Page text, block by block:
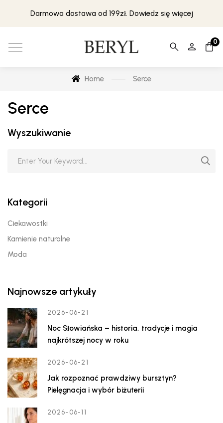
Darmowa dostawa od 199zł. Dowiedz się więcej
0
Home Serce
Serce
Wyszukiwanie
Kategorii
Ciekawostki
Kamienie naturalne
Moda
Najnowsze artykuły
2026-06-21
Noc Słowiańska – historia, tradycje i magia
najkrótszej nocy w roku
2026-06-21
Jak rozpoznać prawdziwy bursztyn?
Pielęgnacja i wybór biżuterii
2026-06-11